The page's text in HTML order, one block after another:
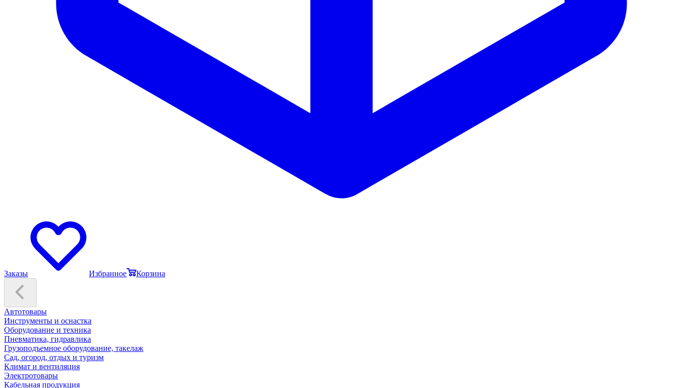
Заказы Избранное Корзина
Автотовары
Инструменты и оснастка
Оборудование и техника
Пневматика, гидравлика
Грузоподъемное оборудование, такелаж
Сад, огород, отдых и туризм
Климат и вентиляция
Электротовары
Кабельная продукция